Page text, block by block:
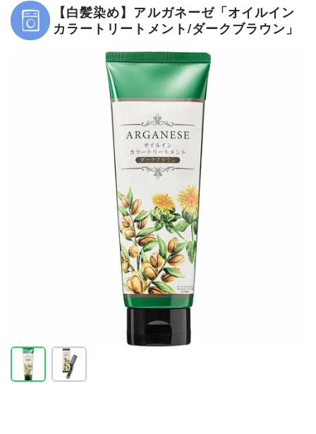
【白髪染め】アルガネーゼ「オイルイン
カラートリートメント/ダークブラウン」